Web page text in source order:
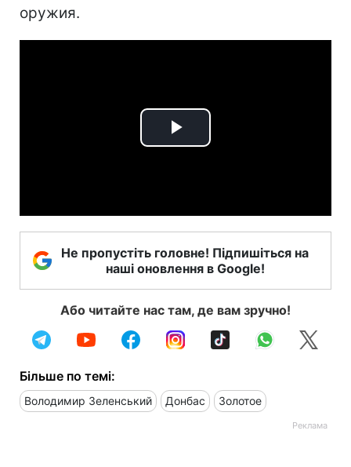
оружия.
Play
Не пропустіть головне! Підпишіться на
наші оновлення в Google!
Або читайте нас там, де вам зручно!
Більше по темі:
Володимир Зеленський Донбас Золотое